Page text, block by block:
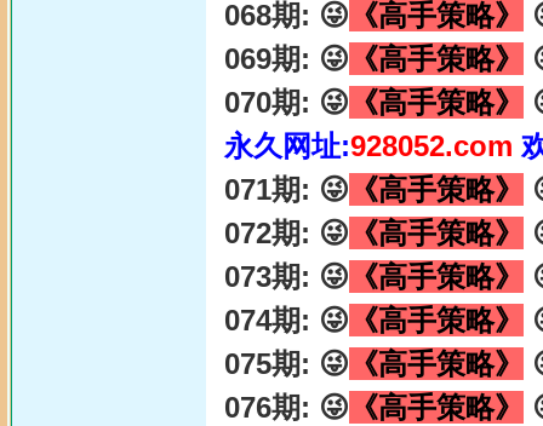
068期: 😜 《高手策略》
069期: 😜 《高手策略》
070期: 😜 《高手策略》
永久网址:928052.com
071期: 😜 《高手策略》
072期: 😜 《高手策略》
073期: 😜 《高手策略》
074期: 😜 《高手策略》
075期: 😜 《高手策略》
076期: 😜 《高手策略》